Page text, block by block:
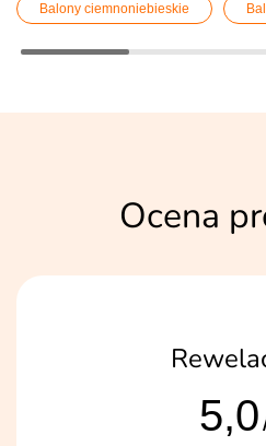
Balony ciemnoniebieskie
Ocena
5,0